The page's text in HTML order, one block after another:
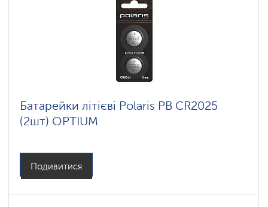
Батарейки літієві Polaris PB CR2025
(2шт) OPTIUM
Подивитися